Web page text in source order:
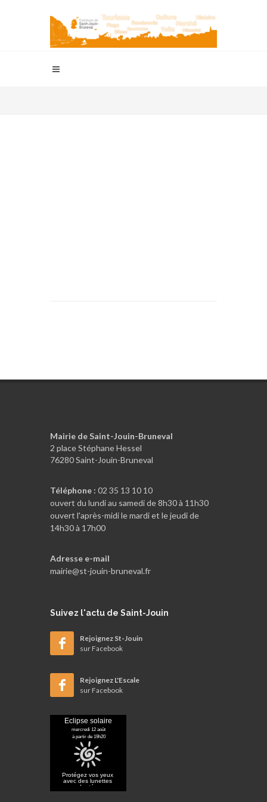
Mairie de Saint-Jouin-Bruneval
2 place Stéphane Hessel
76280 Saint-Jouin-Bruneval
Téléphone : 02 35 13 10 10
ouvert du lundi au samedi de 8h30 à 11h30
ouvert l'après-midi le mardi et le jeudi de
14h30 à 17h00
Adresse e-mail
mairie@st-jouin-bruneval.fr
Suivez l'actu de Saint-Jouin
Rejoignez St-Jouin
sur Facebook
Rejoignez L'Escale
sur Facebook